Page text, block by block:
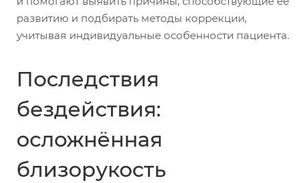
развитию и подбирать методы коррекции,
учитывая индивидуальные особенности пациента.
Последствия
бездействия:
осложнённая
близорукость